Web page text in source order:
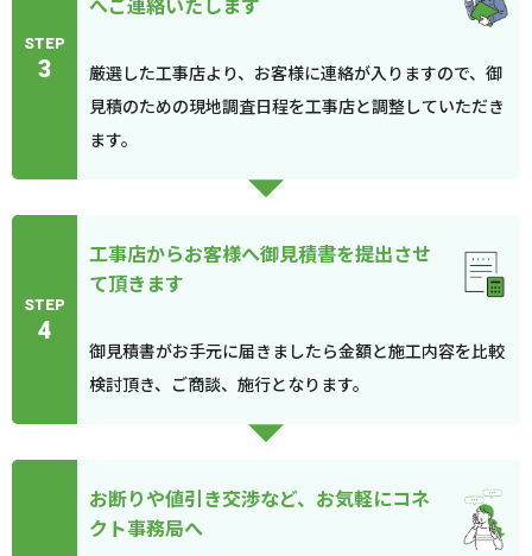
STEP
3
厳選した工事店より、お客様に連絡が入りますので、御
見積のための現地調査日程を工事店と調整していただき
ます。
STEP
4
工事店からお客様へ御見積書を提出させ
て頂きます
御見積書がお手元に届きましたら金額と施工内容を比較
検討頂き、ご商談、施行となります。
お断りや値引き交渉など、お気軽にコネ
クト事務局へ